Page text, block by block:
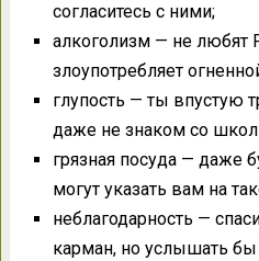
согласитесь с ними;
алкоголизм — не любят
злоупотребляет
глупость — ты впустую
даже не знаком со
грязная посуда — даже
могут указать вам на
неблагодарность —
карман, но услышать бы